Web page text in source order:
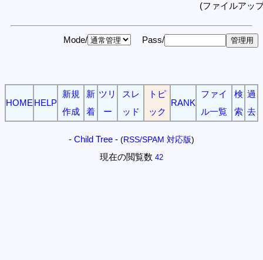
(ファイルアッ
Mode/ Pass/
HOME HELP
新規
作成
新
着
ツリ
ー
スレ
ッド
トピ
ック
RANK
ファイ
ル一覧
検
索
過
去
- Child Tree - (RSS/SPAM 対応版)
現在の閲覧数 42